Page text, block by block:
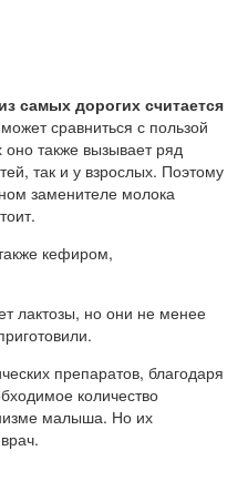
самых дорогих считается
сравниться с пользой
оно также вызывает ряд
так и у взрослых. Поэтому
заменителе молока
кефиром,
лактозы, но они не менее
препаратов, благодаря
количество
малыша. Но их